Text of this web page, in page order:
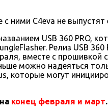
ними C4eva не выпустят
USB 360 PRO,
Релиз USB
вместе с прошивкой
можно надеяться
которые могут
конец февраля и март